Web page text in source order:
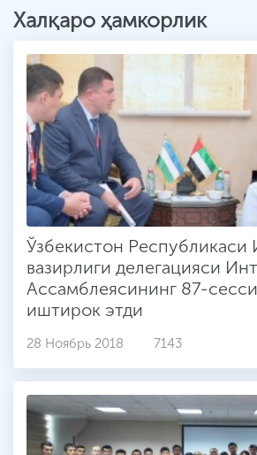
Халқаро ҳамкорлик
Ўзбекистон Республикаси
вазирлиги делегацияси
Ассамблеясининг 87-
иштирок этди
28 Ноябрь 2018 7143